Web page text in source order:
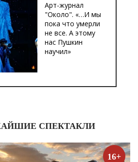
Арт-журнал
"Около". «…И мы
пока что умерли
не все. А этому
нас Пушкин
научил»
СПЕКТАКЛИ
16+